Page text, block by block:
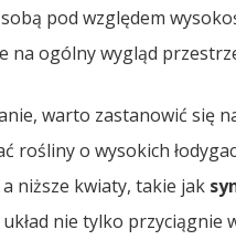
pod względem
na ogólny wygląd
warto zastanowić się
rośliny o wysokich
niższe kwiaty, takie jak
nie tylko przyciągnie